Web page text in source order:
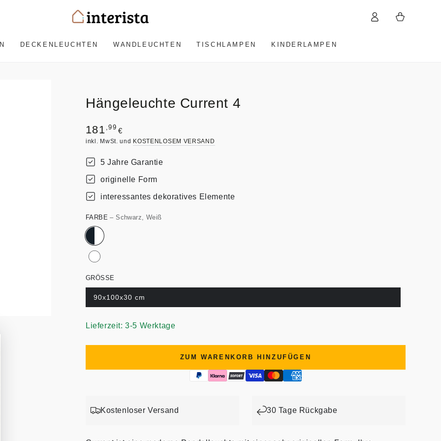
DECKENLEUCHTEN WANDLEUCHTEN TISCHLAMPEN KINDERLAMPEN
EinloggenWarenkorb
Hängeleuchte Current 4
Regulärer
Preis
181 ,99 €
inkl. MwSt. und KOSTENLOSEM VERSAND
5 Jahre Garantie
originelle Form
interessantes dekoratives Elemente
FARBE– Schwarz, Weiß
GRÖSSE
90x100x30 cm
Lieferzeit: 3-5 Werktage
ZUM WARENKORB HINZUFÜGEN
Kostenloser Versand 30 Tage Rückgabe